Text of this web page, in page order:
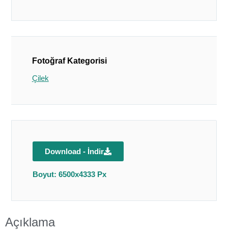
Fotoğraf Kategorisi
Çilek
Download - İndir
Boyut: 6500x4333 Px
Açıklama